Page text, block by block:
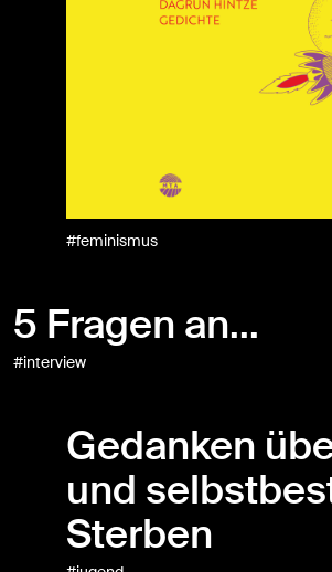
#feminismus
5 Fragen an...
#interview
Gedanken
und
Sterben